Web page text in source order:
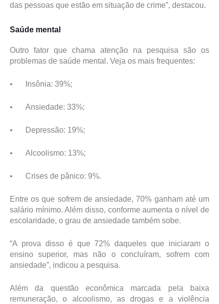
das pessoas que estão em situação de crime”, destacou.
Saúde mental
Outro fator que chama atenção na pesquisa são os
problemas de saúde mental. Veja os mais frequentes:
• Insônia: 39%;
• Ansiedade: 33%;
• Depressão: 19%;
• Alcoolismo: 13%;
• Crises de pânico: 9%.
Entre os que sofrem de ansiedade, 70% ganham até um
salário mínimo. Além disso, conforme aumenta o nível de
escolaridade, o grau de ansiedade também sobe.
“A prova disso é que 72% daqueles que iniciaram o
ensino superior, mas não o concluíram, sofrem com
ansiedade”, indicou a pesquisa.
Além da questão econômica marcada pela baixa
remuneração, o alcoolismo, as drogas e a violência